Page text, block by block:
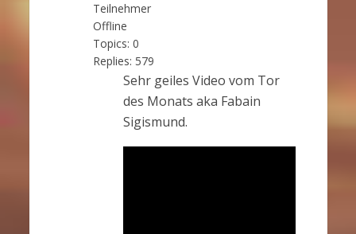
Teilnehmer
Offline
Topics: 0
Replies: 579
Sehr geiles Video vom Tor
des Monats aka Fabain
Sigismund.